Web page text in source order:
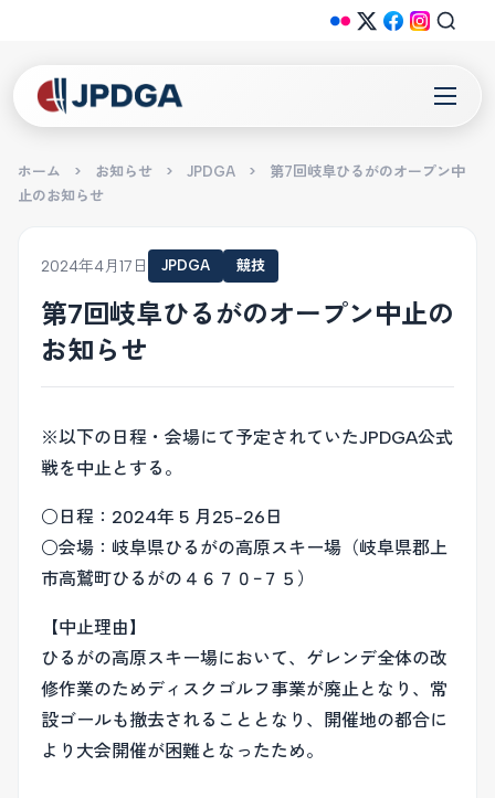
ホーム > お知らせ > JPDGA >
第7回岐阜ひるがのオープン中
止のお知らせ
2024年4月17日 JPDGA 競技
第7回岐阜ひるがのオープン中止の
お知らせ
※以下の日程・会場にて予定されていたJPDGA公式
戦を中止とする。
○日程：2024年 5 月25-26日
○会場：岐阜県ひるがの高原スキー場（岐阜県郡上
市高鷲町ひるがの４６７０−７５）
【中止理由】
ひるがの高原スキー場において、ゲレンデ全体の改
修作業のためディスクゴルフ事業が廃止となり、常
設ゴールも撤去されることとなり、開催地の都合に
より大会開催が困難となったため。